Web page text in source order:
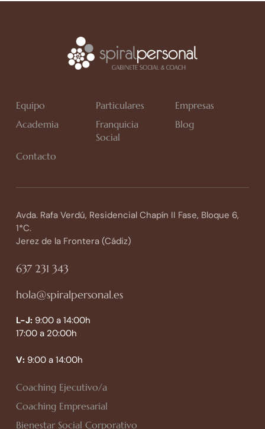
Equipo Particulares
Empresas
Academia
Franquicia
Social
Blog
Contacto
Avda. Rafa Verdú, Residencial Chapín II Fase, Bloque 6,
1*C.
Jerez de la Frontera (Cádiz)
637 231 343
hola@spiralpersonal.es
L-J: 9:00 a 14:00h
17:00 a 20:00h
V: 9:00 a 14:00h
Coaching Ejecutivo/a
Coaching Empresarial
Bienestar Social Corporativo